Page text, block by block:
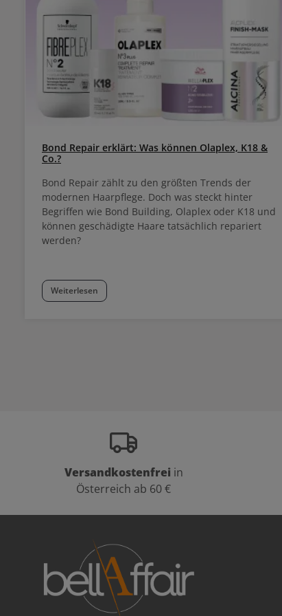
Bond Repair erklärt: Was können Olaplex, K18 &
Co.?
Bond Repair zählt zu den größten Trends der
modernen Haarpflege. Doch was steckt hinter
Begriffen wie Bond Building, Olaplex oder K18 und
können geschädigte Haare tatsächlich repariert
werden?
Weiterlesen
Versandkostenfrei in
Österreich ab 60 €